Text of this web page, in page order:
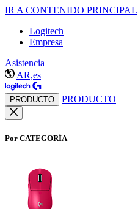
IR A CONTENIDO PRINCIPAL
Logitech
Empresa
Asistencia
AR,es
PRODUCTO PRODUCTO
Por CATEGORÍA